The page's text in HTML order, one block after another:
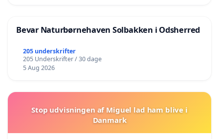
Bevar Naturbørnehaven Solbakken i Odsherred
205 underskrifter
205 Underskrifter / 30 dage
5 Aug 2026
Stop udvisningen af Miguel lad ham blive i
Danmark